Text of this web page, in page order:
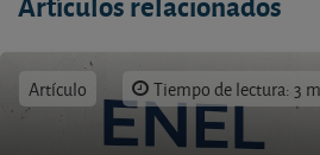
Artículo Tiempo de lectura: 3